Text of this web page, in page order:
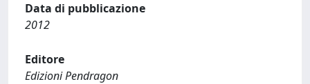
Data di pubblicazione
2012
Editore
Edizioni Pendragon